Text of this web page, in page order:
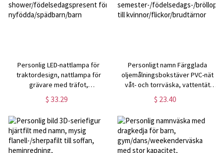
Personlig LED-nattlampa för
traktordesign, nattlampa för
grävare med träfot,
barnkammare, baby
shower/födelsedagspresent för
$ 33.29
Personligt namn Färgglada
oljemålningsbokstäver PVC-nät
våt- och torrväska, vattentät
strandväska,
semester-/födelsedags-/
$ 23.40